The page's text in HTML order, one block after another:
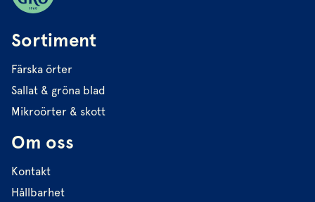
Sortiment
Färska örter
Sallat & gröna blad
Mikroörter & skott
Om oss
Kontakt
Hållbarhet